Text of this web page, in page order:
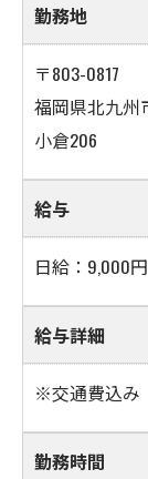
勤務地
〒803-0817
福岡県北九州
小倉206
給与
日給：9,000円
給与詳細
※交通費込み
勤務時間